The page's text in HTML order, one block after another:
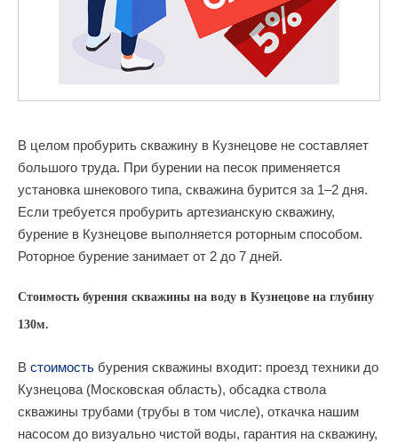
В целом пробурить скважину в Кузнецове не составляет
большого труда. При бурении на песок применяется
установка шнекового типа, скважина бурится за 1–2 дня.
Если требуется пробурить артезианскую скважину,
бурение в Кузнецове выполняется роторным способом.
Роторное бурение занимает от 2 до 7 дней.
Стоимость бурения скважины на воду в Кузнецове на глубину
130м.
В стоимость бурения скважины входит: проезд техники до
Кузнецова (Московская область), обсадка ствола
скважины трубами (трубы в том числе), откачка нашим
насосом до визуально чистой воды, гарантия на скважину,